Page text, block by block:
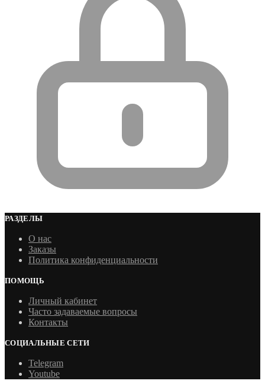
РАЗДЕЛЫ
О нас
Заказы
Политика конфиденциальности
ПОМОЩЬ
Личный кабинет
Часто задаваемые вопросы
Контакты
СОЦИАЛЬНЫЕ СЕТИ
Telegram
Youtube